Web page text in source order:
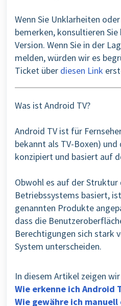
Wenn Sie Unklarheiten
bemerken, konsultieren
Version. Wenn Sie in der
melden, würden wir es
Ticket über diesen Link
Was ist Android TV?
Android TV ist für
bekannt als TV-Boxen)
konzipiert und basiert auf
Obwohl es auf der Struktur
Betriebssystems basiert,
genannten Produkte
dass die
Berechtigungen sich stark
System unterscheiden.
In diesem Artikel zeigen
Wie erkenne ich Android
Wie gewähre ich